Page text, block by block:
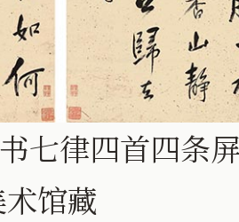
七律四首四
馆藏